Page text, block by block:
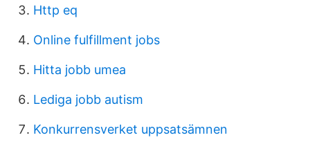
Http eq
Online fulfillment jobs
Hitta jobb umea
Lediga jobb autism
Konkurrensverket uppsatsämnen